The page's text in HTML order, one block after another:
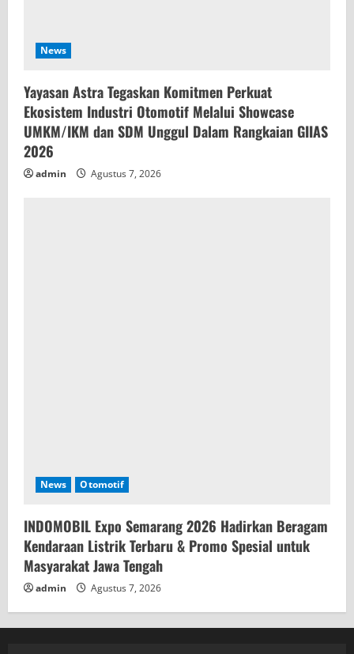
News
Yayasan Astra Tegaskan Komitmen Perkuat
Ekosistem Industri Otomotif Melalui Showcase
UMKM/IKM dan SDM Unggul Dalam Rangkaian GIIAS
2026
admin Agustus 7, 2026
News Otomotif
INDOMOBIL Expo Semarang 2026 Hadirkan Beragam
Kendaraan Listrik Terbaru & Promo Spesial untuk
Masyarakat Jawa Tengah
admin Agustus 7, 2026